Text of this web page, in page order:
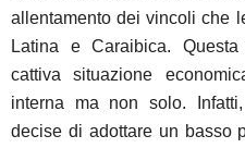
allentamento dei vincoli che
Latina e Caraibica.
cattiva situazione
interna ma non solo.
decise di adottare un basso